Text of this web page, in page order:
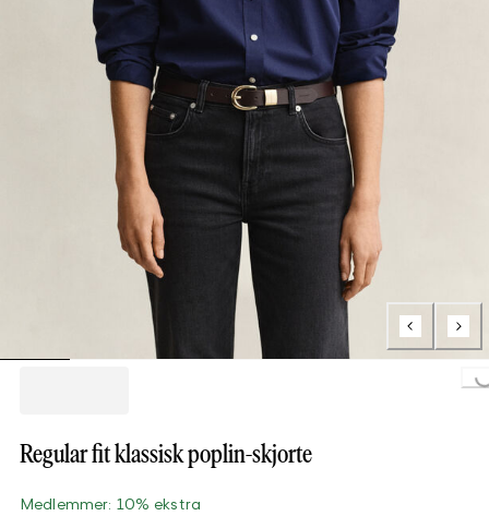
Regular fit klassisk poplin-skjorte
Medlemmer: 10% ekstra